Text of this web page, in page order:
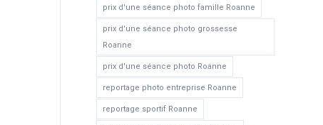
prix d'une séance photo famille Roanne
prix d'une séance photo grossesse
Roanne
prix d'une séance photo Roanne
reportage photo entreprise Roanne
reportage sportif Roanne